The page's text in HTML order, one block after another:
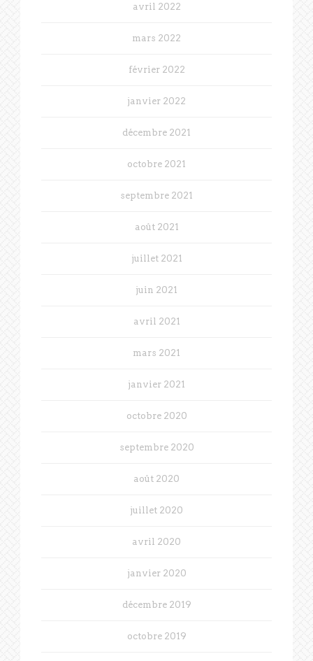
avril 2022
mars 2022
février 2022
janvier 2022
décembre 2021
octobre 2021
septembre 2021
août 2021
juillet 2021
juin 2021
avril 2021
mars 2021
janvier 2021
octobre 2020
septembre 2020
août 2020
juillet 2020
avril 2020
janvier 2020
décembre 2019
octobre 2019